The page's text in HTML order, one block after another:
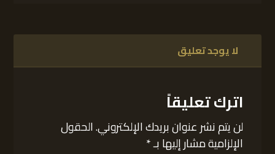
لا يوجد تعليق
اترك تعليقاً
لن يتم نشر عنوان بريدك الإلكتروني.الحقول
الإلزامية مشار إليها بـ*